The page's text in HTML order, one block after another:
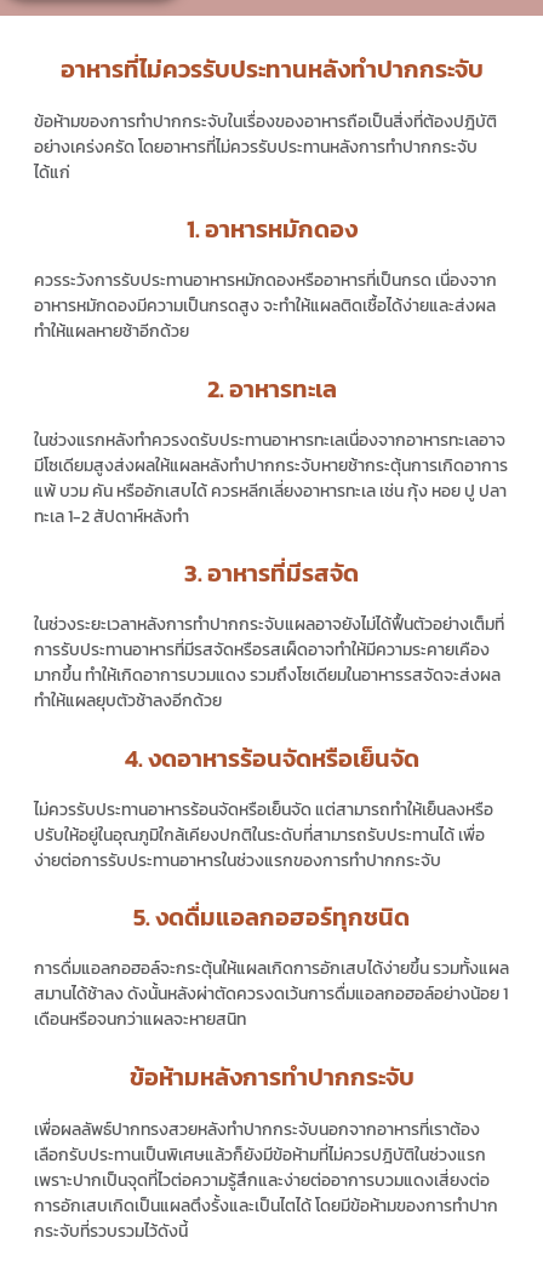
อาหารที่ไม่ควรรับประทานหลังทำปากกระจับ
ข้อห้ามของการทำปากกระจับในเรื่องของอาหารถือเป็นสิ่งที่ต้องปฎิบัติ
อย่างเคร่งครัด โดยอาหารที่ไม่ควรรับประทานหลังการทำปากกระจับ
ได้แก่
1. อาหารหมักดอง
ควรระวังการรับประทานอาหารหมักดองหรืออาหารที่เป็นกรด เนื่องจาก
อาหารหมักดองมีความเป็นกรดสูง จะทำให้แผลติดเชื้อได้ง่ายและส่งผล
ทำให้แผลหายช้าอีกด้วย
2. อาหารทะเล
ในช่วงแรกหลังทำควรงดรับประทานอาหารทะเลเนื่องจากอาหารทะเลอาจ
มีโซเดียมสูงส่งผลให้แผลหลังทำปากกระจับหายช้ากระตุ้นการเกิดอาการ
แพ้ บวม คัน หรืออักเสบได้ ควรหลีกเลี่ยงอาหารทะเล เช่น กุ้ง หอย ปู ปลา
ทะเล 1-2 สัปดาห์หลังทำ
3. อาหารที่มีรสจัด
ในช่วงระยะเวลาหลังการทำปากกระจับแผลอาจยังไม่ได้ฟื้นตัวอย่างเต็มที่
การรับประทานอาหารที่มีรสจัดหรือรสเผ็ดอาจทำให้มีความระคายเคือง
มากขึ้น ทำให้เกิดอาการบวมแดง รวมถึงโซเดียมในอาหารรสจัดจะส่งผล
ทำให้แผลยุบตัวช้าลงอีกด้วย
4. งดอาหารร้อนจัดหรือเย็นจัด
ไม่ควรรับประทานอาหารร้อนจัดหรือเย็นจัด แต่สามารถทำให้เย็นลงหรือ
ปรับให้อยู่ในอุณภูมิใกล้เคียงปกติในระดับที่สามารถรับประทานได้ เพื่อ
ง่ายต่อการรับประทานอาหารในช่วงแรกของการทำปากกระจับ
5. งดดื่มแอลกอฮอร์ทุกชนิด
การดื่มแอลกอฮอล์จะกระตุ้นให้แผลเกิดการอักเสบได้ง่ายขึ้น รวมทั้งแผล
สมานได้ช้าลง ดังนั้นหลังผ่าตัดควรงดเว้นการดื่มแอลกอฮอล์อย่างน้อย 1
เดือนหรือจนกว่าแผลจะหายสนิท
ข้อห้ามหลังการทำปากกระจับ
เพื่อผลลัพธ์ปากทรงสวยหลังทำปากกระจับนอกจากอาหารที่เราต้อง
เลือกรับประทานเป็นพิเศษแล้วก็ยังมีข้อห้ามที่ไม่ควรปฎิบัติในช่วงแรก
เพราะปากเป็นจุดที่ไวต่อความรู้สึกและง่ายต่ออาการบวมแดงเสี่ยงต่อ
การอักเสบเกิดเป็นแผลตึงรั้งและเป็นไตได้ โดยมีข้อห้ามของการทำปาก
กระจับที่รวบรวมไว้ดังนี้